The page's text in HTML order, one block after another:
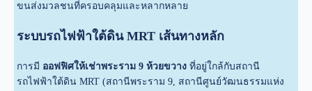
ขนส่งมวลชนที่ครอบคลุมและหลากหลาย
ระบบรถไฟฟ้าใต้ดิน MRT เส้นทางหลัก
การมี ออฟฟิศให้เช่าพระราม 9 ห้วยขวาง ที่อยู่ใกล้กับสถานี
รถไฟฟ้าใต้ดิน MRT (สถานีพระราม 9, สถานีศูนย์วัฒนธรรมแห่ง